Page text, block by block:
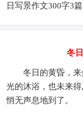
日写景作文300字3
冬
冬日的黄昏，
光的沐浴，也未来
悄无声息地到了。